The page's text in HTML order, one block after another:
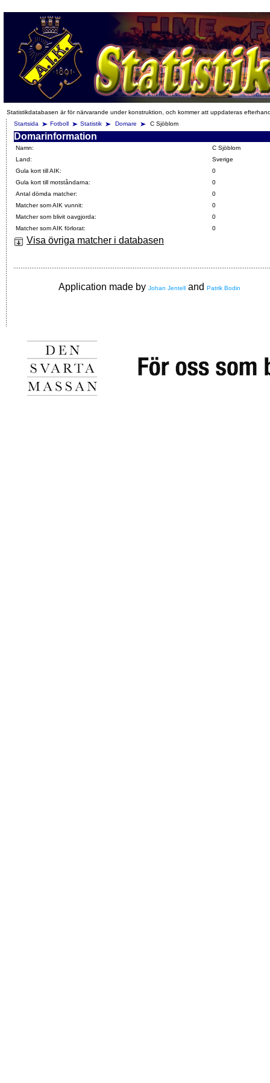
Statistikdatabasen är för närvarande under konstruktion, och kommer att uppdateras
Startsida
Fotboll Statistik Domare C Sjöblom
Domarinformation
Namn:
C Sjöblom
Land:
Sverige
Gula kort till AIK:
0
Gula kort till motståndarna:
0
Antal dömda matcher:
0
Matcher som AIK vunnit:
0
Matcher som blivit oavgjorda:
0
Matcher som AIK förlorat:
0
Visa övriga matcher i databasen
Application made by Johan Jentell and Patrik Bodin